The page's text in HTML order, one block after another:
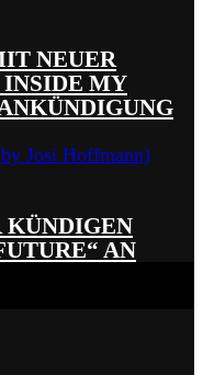
NEUER
INSIDE MY
KÜNDIGEN
AN